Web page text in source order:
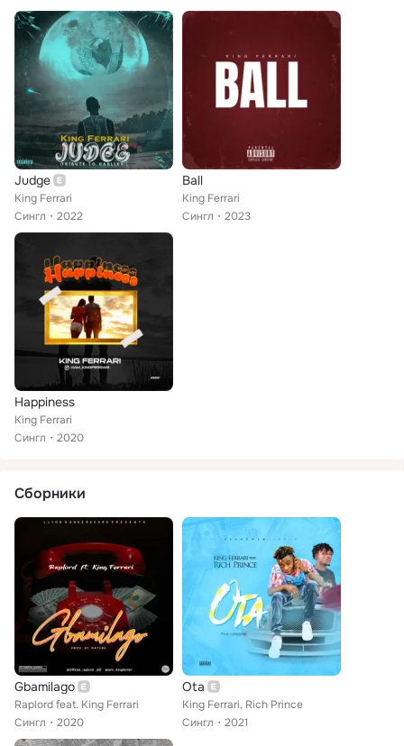
Judge
King Ferrari
Сингл
2022
Ball
King Ferrari
Сингл
2023
Happiness
King Ferrari
Сингл
2020
Сборники
Gbamilago
Raplord feat. King Ferrari
Сингл
2020
Ota
King Ferrari, Rich Prince
Сингл
2021